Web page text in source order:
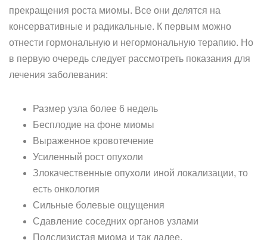
прекращения роста миомы. Все они делятся на
консервативные и радикальные. К первым можно
отнести гормональную и негормональную терапию. Но
в первую очередь следует рассмотреть показания для
лечения заболевания:
Размер узла более 6 недель
Бесплодие на фоне миомы
Выраженное кровотечение
Усиленный рост опухоли
Злокачественные опухоли иной локализации, то
есть онкология
Сильные болевые ощущения
Сдавление соседних органов узлами
Подслизистая миома и так далее.